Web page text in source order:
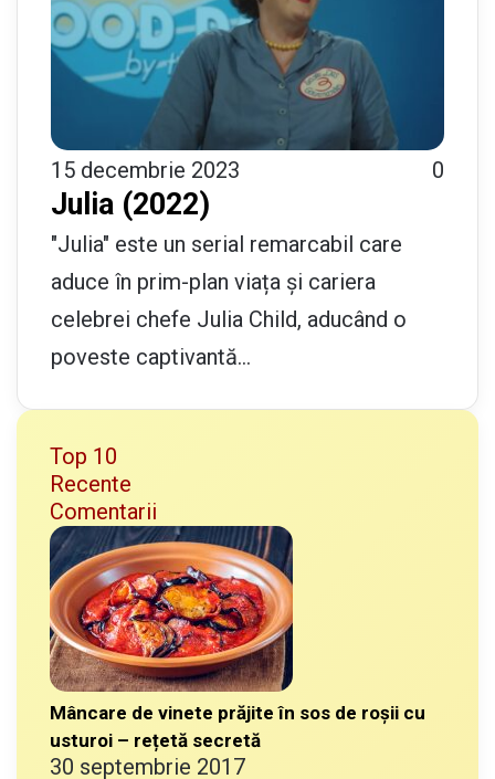
15 decembrie 2023 0
Julia (2022)
"Julia" este un serial remarcabil care
aduce în prim-plan viața și cariera
celebrei chefe Julia Child, aducând o
poveste captivantă…
Top 10
Recente
Comentarii
Mâncare de vinete prăjite în sos de roșii cu
usturoi – rețetă secretă
30 septembrie 2017